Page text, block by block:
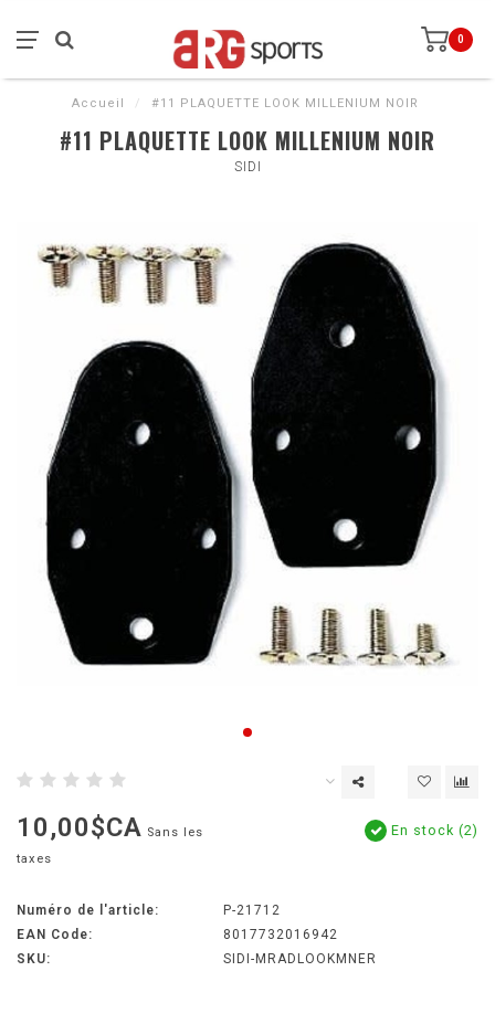
0
Accueil / #11 PLAQUETTE LOOK MILLENIUM NOIR
#11 PLAQUETTE LOOK MILLENIUM NOIR
SIDI
10,00$CA Sans les
taxes
En stock (2)
Numéro de l'article:
P-21712
EAN Code:
8017732016942
SKU:
SIDI-MRADLOOKMNER